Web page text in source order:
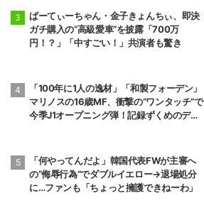
ぱーてぃーちゃん・金子きょんちぃ、即決
ガチ購入の“高級愛車”を披露「700万
円！？」「中すごい！」共演者も驚き
「100年に1人の逸材」「和製フォーデン」
マリノスの16歳MF、衝撃の“ワンタッチ”で
今季J1オープニング弾！記録ずくめのデビ
「何やってんだよ」韓国代表FWが主審へ
の“侮辱行為”でダブルイエロー→退場処分
に…ファンも「ちょっと擁護できねーわ」